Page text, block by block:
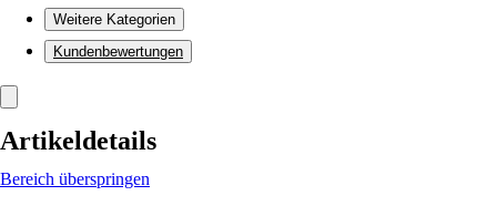
Weitere Kategorien
Kundenbewertungen
Artikeldetails
Bereich überspringen